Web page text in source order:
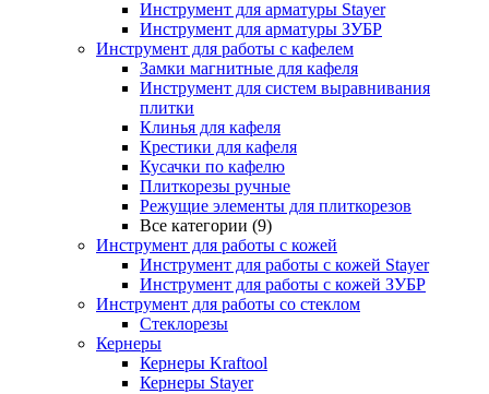
Инструмент для арматуры Stayer
Инструмент для арматуры ЗУБР
Инструмент для работы с кафелем
Замки магнитные для кафеля
Инструмент для систем выравнивания
плитки
Клинья для кафеля
Крестики для кафеля
Кусачки по кафелю
Плиткорезы ручные
Режущие элементы для плиткорезов
Все категории (9)
Инструмент для работы с кожей
Инструмент для работы с кожей Stayer
Инструмент для работы с кожей ЗУБР
Инструмент для работы со стеклом
Стеклорезы
Кернеры
Кернеры Kraftool
Кернеры Stayer